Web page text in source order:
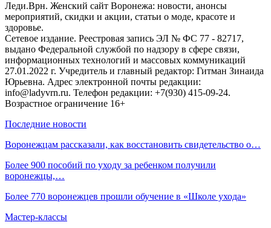
Леди.Врн. Женский сайт Воронежа: новости, анонсы
мероприятий, скидки и акции, статьи о моде, красоте и
здоровье.
Сетевое издание. Реестровая запись ЭЛ № ФС 77 - 82717,
выдано Федеральной службой по надзору в сфере связи,
информационных технологий и массовых коммуникаций
27.01.2022 г. Учредитель и главный редактор: Гитман Зинаида
Юрьевна. Адрес электронной почты редакции:
info@ladyvrn.ru. Телефон редакции: +7(930) 415-09-24.
Возрастное ограничение 16+
Последние новости
Воронежцам рассказали, как восстановить свидетельство о…
Более 900 пособий по уходу за ребенком получили
воронежцы,…
Более 770 воронежцев прошли обучение в «Школе ухода»
Мастер-классы